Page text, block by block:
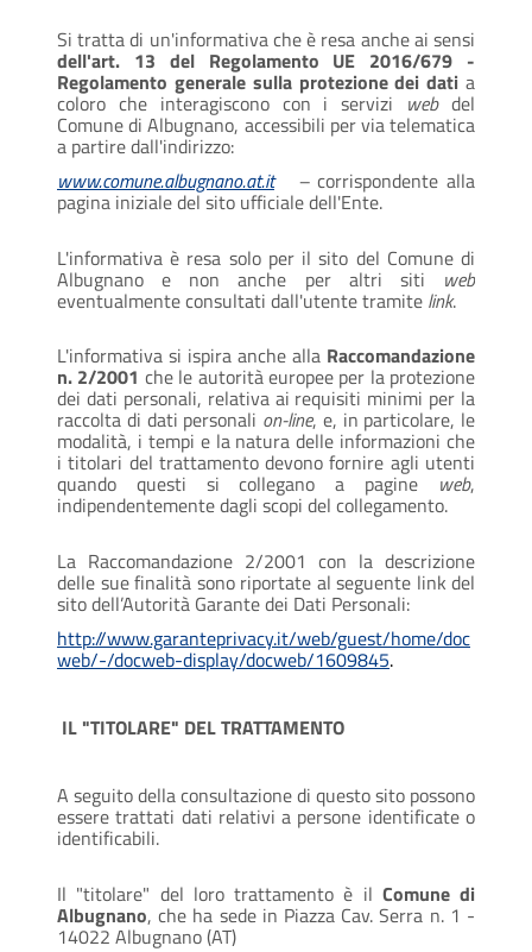
Si tratta di un'informativa che è resa anche ai sensi
dell'art. 13 del Regolamento UE 2016/679 -
Regolamento generale sulla protezione dei dati a
coloro che interagiscono con i servizi webdel
Comune di Albugnano, accessibili per via telematica
a partire dall'indirizzo:
www.comune.albugnano.at.it–corrispondente alla
pagina iniziale del sito ufficiale dell'Ente.
L'informativa è resa solo per il sito del Comune di
Albugnano e non anche per altri siti web
eventualmente consultati dall'utente tramite link.
L'informativa si ispira anche alla Raccomandazione
n. 2/2001 che le autorità europee per la protezione
dei dati personali, relativa ai requisiti minimi per la
raccolta di dati personali on-line, e, in particolare, le
modalità, i tempi e la natura delle informazioni che
i titolari del trattamento devono fornire agli utenti
quando questi si collegano a pagine web,
indipendentemente dagli scopi del collegamento.
La Raccomandazione 2/2001 con la descrizione
delle sue finalità sono riportate al seguente link del
sito dell’Autorità Garante dei Dati Personali:
http://www.garanteprivacy.it/web/guest/home/doc
web/-/docweb-display/docweb/1609845.
IL "TITOLARE" DEL TRATTAMENTO
A seguito della consultazione di questo sito possono
essere trattati dati relativi a persone identificate o
identificabili.
Il "titolare" del loro trattamento è il Comune di
Albugnano, che ha sede in Piazza Cav. Serra n. 1 -
14022 Albugnano (AT)